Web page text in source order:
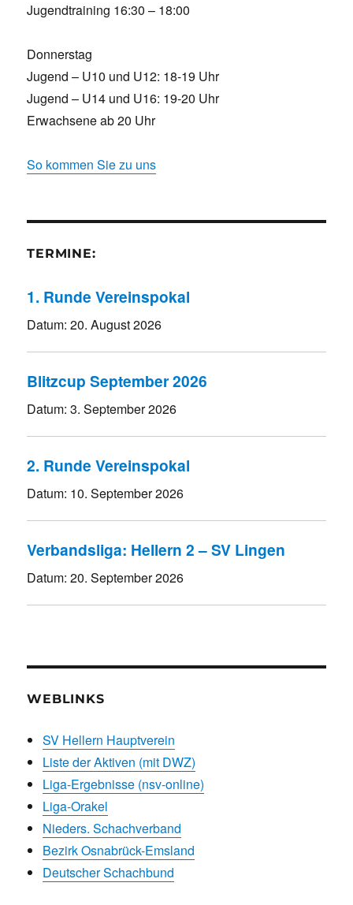
Jugendtraining 16:30 – 18:00
Donnerstag
Jugend – U10 und U12: 18-19 Uhr
Jugend – U14 und U16: 19-20 Uhr
Erwachsene ab 20 Uhr
So kommen Sie zu uns
TERMINE:
1. Runde Vereinspokal
Datum:20. August 2026
Blitzcup September 2026
Datum:3. September 2026
2. Runde Vereinspokal
Datum: 10. September 2026
Verbandsliga: Hellern 2 – SV Lingen
Datum:20. September 2026
WEBLINKS
SV Hellern Hauptverein
Liste der Aktiven (mit DWZ)
Liga-Ergebnisse (nsv-online)
Liga-Orakel
Nieders. Schachverband
Bezirk Osnabrück-Emsland
Deutscher Schachbund